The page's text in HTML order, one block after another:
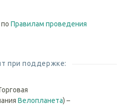
Правилам проведения
при поддержке:
Велопланета) –